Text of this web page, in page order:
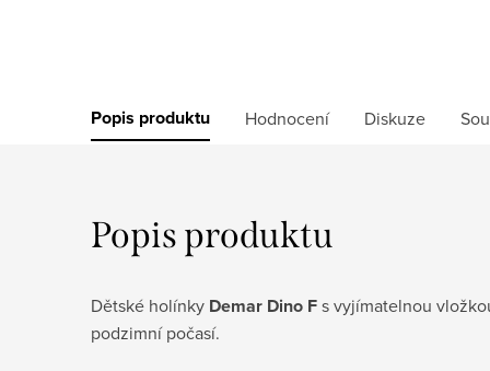
Popis produktu Hodnocení Diskuze
Popis produktu
Dětské holínky Demar Dino Fs vyjímatelnou
podzimní počasí.